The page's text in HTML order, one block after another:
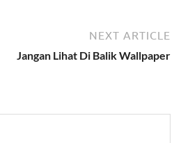
NEXT ARTICLE
Jangan Lihat Di Balik Wallpaper